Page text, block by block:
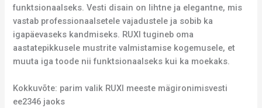
funktsionaalseks. Vesti disain on lihtne ja elegantne, mis
vastab professionaalsetele vajadustele ja sobib ka
igapäevaseks kandmiseks. RUXI tugineb oma
aastatepikkusele mustrite valmistamise kogemusele, et
muuta iga toode nii funktsionaalseks kui ka moekaks.
Kokkuvõte: parim valik RUXI meeste mägironimisvesti
ee2346 jaoks